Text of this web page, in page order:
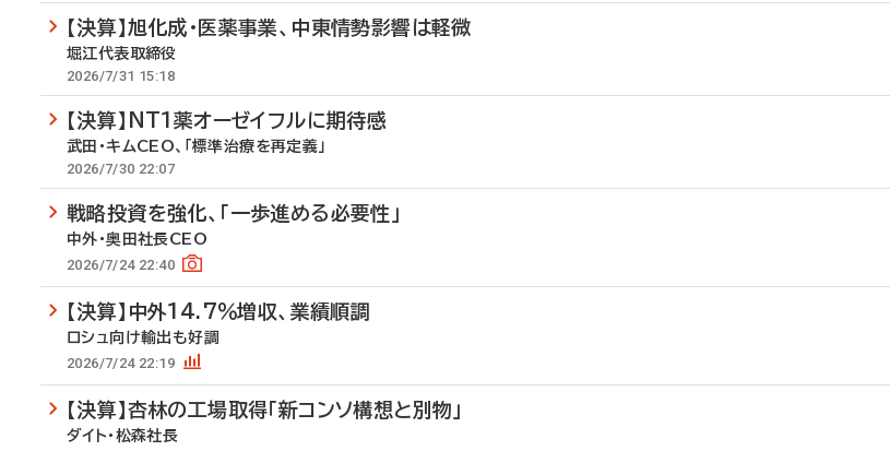
【決算】旭化成・医薬事業、中東情勢影響は軽微
堀江代表取締役
2026/7/31 15:18
【決算】NT1薬オーゼイフルに期待感
武田・キムCEO、「標準治療を再定義」
2026/7/30 22:07
戦略投資を強化、「一歩進める必要性」
中外・奥田社長CEO
2026/7/24 22:40
【決算】中外14.7％増収、業績順調
ロシュ向け輸出も好調
2026/7/24 22:19
【決算】杏林の工場取得「新コンソ構想と別物」
ダイト・松森社長